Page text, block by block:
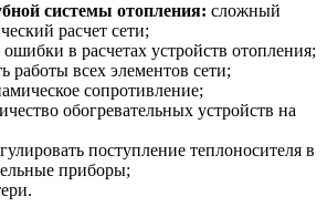
системы отопления: сложный
расчет сети;
в расчетах устройств отопления;
работы всех элементов сети;
сопротивление;
обогревательных устройств на
поступление теплоносителя в
приборы;